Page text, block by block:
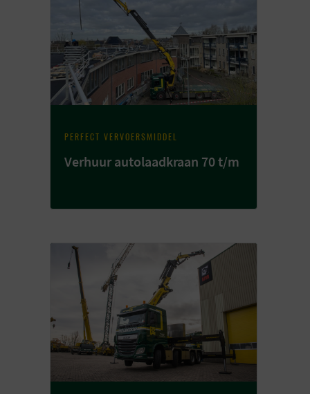
PERFECT VERVOERSMIDDEL
Verhuur autolaadkraan 70 t/m